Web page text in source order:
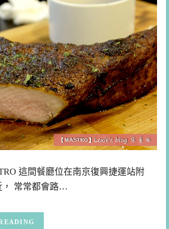
這間餐廳位在南京復興捷運站附
， 常常都會路…